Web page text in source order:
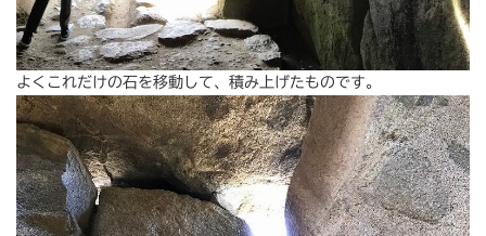
よくこれだけの石を移動して、積み上げたものです。